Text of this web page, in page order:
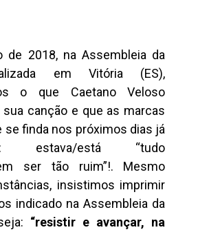
de 2018, na Assembleia da
em Vitória (ES),
o que Caetano Veloso
sua canção e que as marcas
se finda nos próximos dias já
estava/está “tudo
ser tão ruim”!. Mesmo
insistimos imprimir
indicado na Assembleia da
“resistir e avançar, na